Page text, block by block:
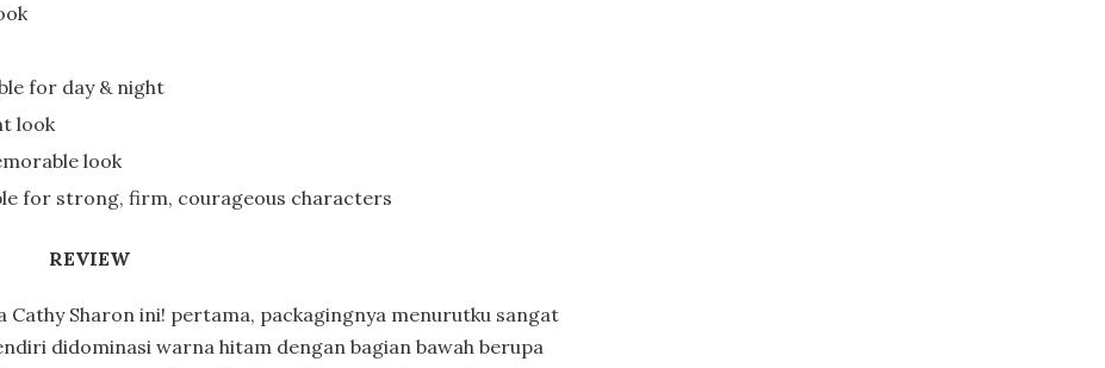
for day & night
look
look
for strong, firm, courageous characters
REVIEW
Cathy Sharon ini! pertama, packagingnya menurutku sangat
didominasi warna hitam dengan bagian bawah berupa